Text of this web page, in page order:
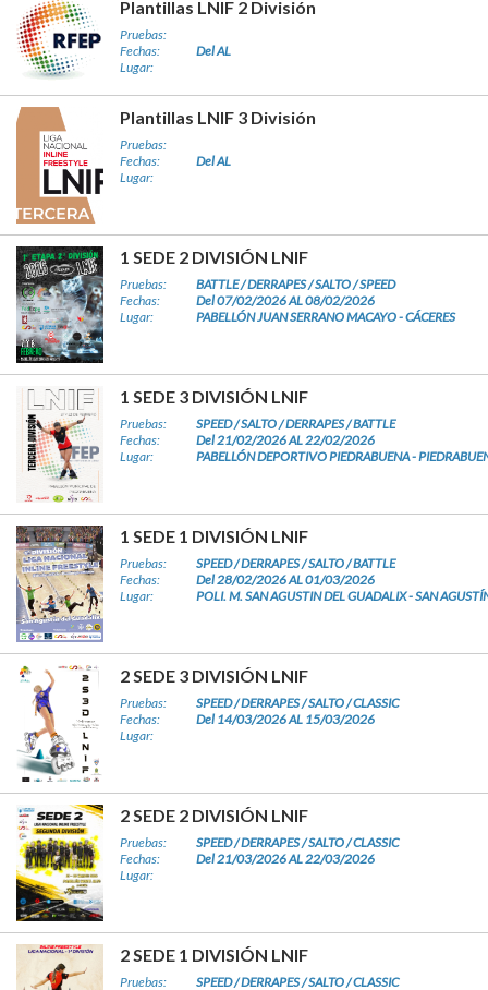
Plantillas LNIF 2 División
Pruebas:
Fechas:
Del AL
Lugar:
Plantillas LNIF 3 División
Pruebas:
Fechas:
Del AL
Lugar:
1 SEDE 2 DIVISIÓN LNIF
Pruebas:
BATTLE / DERRAPES / SALTO / SPEED
Fechas:
Del 07/02/2026 AL 08/02/2026
Lugar:
PABELLÓN JUAN SERRANO MACAYO - CÁCERES
1 SEDE 3 DIVISIÓN LNIF
Pruebas:
SPEED / SALTO / DERRAPES / BATTLE
Fechas:
Del 21/02/2026 AL 22/02/2026
Lugar:
PABELLÓN DEPORTIVO PIEDRABUENA -
1 SEDE 1 DIVISIÓN LNIF
Pruebas:
SPEED / DERRAPES / SALTO / BATTLE
Fechas:
Del 28/02/2026 AL 01/03/2026
Lugar:
POLI. M. SAN AGUSTIN DEL GUADALIX - SAN
2 SEDE 3 DIVISIÓN LNIF
Pruebas:
SPEED / DERRAPES / SALTO / CLASSIC
Fechas:
Del 14/03/2026 AL 15/03/2026
Lugar:
2 SEDE 2 DIVISIÓN LNIF
Pruebas:
SPEED / DERRAPES / SALTO / CLASSIC
Fechas:
Del 21/03/2026 AL 22/03/2026
Lugar:
2 SEDE 1 DIVISIÓN LNIF
Pruebas:
SPEED / DERRAPES / SALTO / CLASSIC